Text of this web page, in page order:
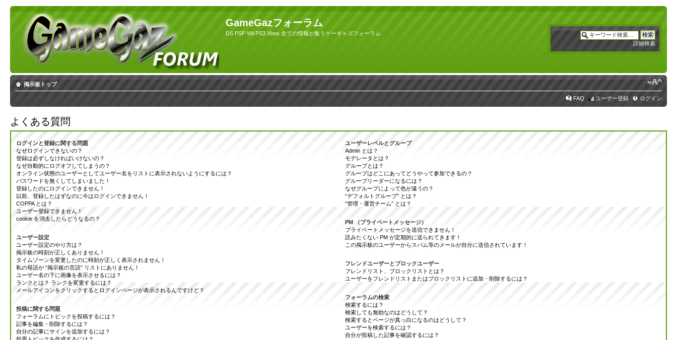
GameGazフォーラム
DS PSP Wii PS3 Xbox 全ての情報が集うゲーギャズフォーラム
詳細検索
掲示板トップ
FAQ ユーザー登録 ログイン
よくある質問
ログインと登録に関する問題
なぜログインできないの？
登録は必ずしなければいけないの？
なぜ自動的にログオフしてしまうの？
オンライン状態のユーザーとしてユーザー名をリストに表示されないようにするには？
パスワードを無くしてしまいました！
登録したのにログインできません！
以前、登録したはずなのに今はログインできません！
COPPA とは？
ユーザー登録できません！
cookie を消去したらどうなるの？
ユーザー設定
ユーザー設定のやり方は？
掲示板の時刻が正しくありません！
タイムゾーンを変更したのに時刻が正しく表示されません！
私の母語が “掲示板の言語” リストにありません！
ユーザー名の下に画像を表示させるには？
ランクとは？ ランクを変更するには？
メールアイコンをクリックするとログインページが表示されるんですけど？
投稿に関する問題
フォーラムにトピックを投稿するには？
記事を編集・削除するには？
自分の記事にサインを追加するには？
ユーザーレベルとグループ
Admin とは？
モデレータとは？
グループとは？
グループはどこにあってどうやって参加できるの？
グループリーダーになるには？
なぜグループによって色が違うの？
“デフォルトグループ” とは？
“管理・運営チーム” とは？
PM （プライベートメッセージ）
プライベートメッセージを送信できません！
読みたくない PM が定期的に送られてきます！
この掲示板のユーザーからスパム等のメールが自分に送信されています！
フレンドユーザーとブロックユーザー
フレンドリスト、ブロックリストとは？
ユーザーをフレンドリストまたはブロックリストに追加・削除するには？
フォーラムの検索
検索するには？
検索しても無効なのはどうして？
検索するとページが真っ白になるのはどうして？
ユーザーを検索するには？
自分が投稿した記事を確認するには？